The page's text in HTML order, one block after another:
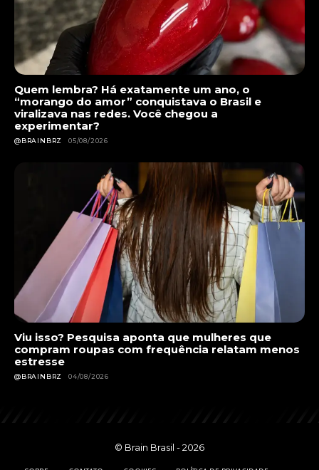
Quem lembra? Há exatamente um ano, o
“morango do amor” conquistava o Brasil e
viralizava nas redes. Você chegou a
experimentar?
@BRAINBRZ 05/08/2026
Viu isso? Pesquisa aponta que mulheres que
compram roupas com frequência relatam menos
estresse
@BRAINBRZ 04/08/2026
© Brain Brasil - 2026